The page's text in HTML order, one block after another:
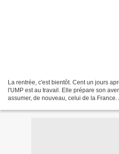
La rentrée, c'est bientôt. Cent un jours
l'UMP est au travail. Elle prépare son
assumer, de nouveau, celui de la France.